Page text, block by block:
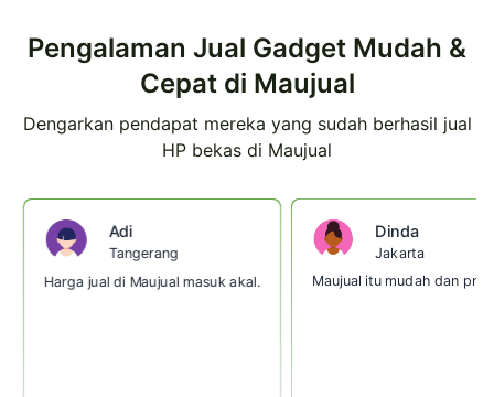
Pengalaman Jual Gadget Mudah &
Cepat di Maujual
Dengarkan pendapat mereka yang sudah berhasil jual
HP bekas di Maujual
Adi
Tangerang
Harga jual di Maujual masuk akal.
Dinda
Jakarta
Maujual itu mudah dan